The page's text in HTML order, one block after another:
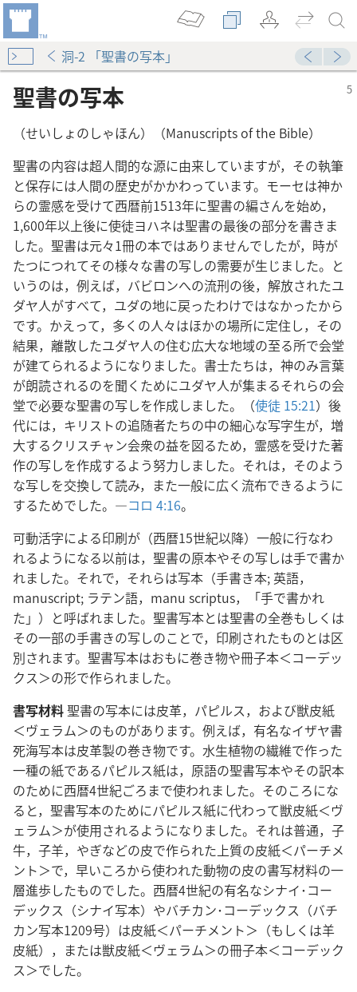
洞-2 「聖書の写本」
文
のか
聖書の写本
（せいしょのしゃほん）（Manuscripts of the Bible）
聖書の内容は超人間的な源に由来していますが，その執筆
と保存には人間の歴史がかかわっています。モーセは神か
らの霊感を受けて西暦前1513年に聖書の編さんを始め，
1,600年以上後に使徒ヨハネは聖書の最後の部分を書きま
した。聖書は元々1冊の本ではありませんでしたが，時が
たつにつれてその様々な書の写しの需要が生じました。と
いうのは，例えば，バビロンへの流刑の後，解放されたユ
ダヤ人がすべて，ユダの地に戻ったわけではなかったから
です。かえって，多くの人々はほかの場所に定住し，その
結果，離散したユダヤ人の住む広大な地域の至る所で会堂
が建てられるようになりました。書士たちは，神のみ言葉
が朗読されるのを聞くためにユダヤ人が集まるそれらの会
堂で必要な聖書の写しを作成しました。（使徒 15:21）後
代には，キリストの追随者たちの中の細心な写字生が，増
大するクリスチャン会衆の益を図るため，霊感を受けた著
作の写しを作成するよう努力しました。それは，そのよう
な写しを交換して読み，また一般に広く流布できるように
するためでした。―コロ 4:16。
可動活字による印刷が（西暦15世紀以降）一般に行なわ
れるようになる以前は，聖書の原本やその写しは手で書か
れました。それで，それらは写本（手書き本; 英語，
manuscript; ラテン語，manu scriptus，「手で書かれ
た」）と呼ばれました。聖書写本とは聖書の全巻もしくは
その一部の手書きの写しのことで，印刷されたものとは区
別されます。聖書写本はおもに巻き物や冊子本＜コーデッ
クス＞の形で作られました。
書写材料
＜ヴェラム＞のものがあります。例えば，有名なイザヤ書
死海写本は皮革製の巻き物です。水生植物の繊維で作った
一種の紙であるパピルス紙は，原語の聖書写本やその訳本
のために西暦4世紀ごろまで使われました。そのころにな
ると，聖書写本のためにパピルス紙に代わって獣皮紙＜ヴ
ェラム＞が使用されるようになりました。それは普通，子
牛，子羊，やぎなどの皮で作られた上質の皮紙＜パーチメ
ント＞で，早いころから使われた動物の皮の書写材料の一
層進歩したものでした。西暦4世紀の有名なシナイ･コー
デックス（シナイ写本）やバチカン･コーデックス（バチ
カン写本1209号）は皮紙＜パーチメント＞（もしくは羊
皮紙），または獣皮紙＜ヴェラム＞の冊子本＜コーデック
ス＞でした。